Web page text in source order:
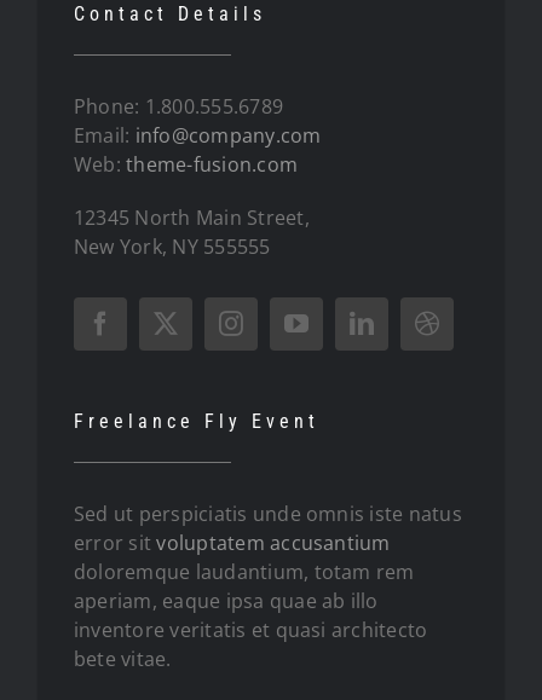
Contact Details
Phone: 1.800.555.6789
Email: info@company.com
Web:theme-fusion.com
12345 North Main Street,
New York, NY 555555
Freelance Fly Event
Sed ut perspiciatis unde omnis iste natus
error sitvoluptatem accusantium
doloremque laudantium, totam rem
aperiam, eaque ipsa quae ab illo
inventore veritatis et quasi architecto
bete vitae.